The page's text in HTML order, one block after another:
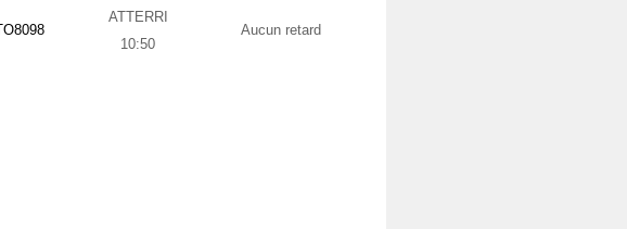
ATTERRI
10:50
Aucun retard